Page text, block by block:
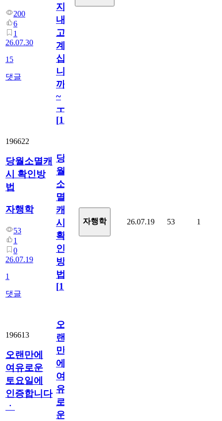
200
6
1
26.07.30
15
댓글
지
내
고
계
십
니
까
~
ㅜ
[15
196622
당월소멸캐
시 확인방
법
자행학
53
1
0
26.07.19
1
댓글
당
월
소
멸
캐
시
확
인
방
법
[1]
자행학 26.07.19 53 1
196613
오랜만에
여유로운
토요일에
인증합니다
ㆍ
오
랜
만
에
여
유
로
운